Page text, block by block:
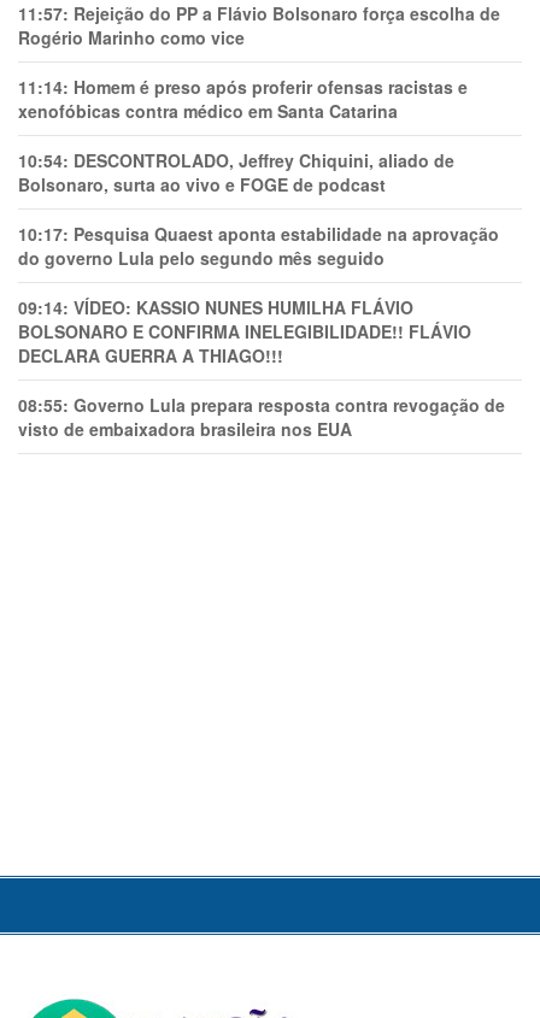
11:57: Rejeição do PP a Flávio Bolsonaro força escolha de
Rogério Marinho como vice
11:14: Homem é preso após proferir ofensas racistas e
xenofóbicas contra médico em Santa Catarina
10:54: DESCONTROLADO, Jeffrey Chiquini, aliado de
Bolsonaro, surta ao vivo e FOGE de podcast
10:17: Pesquisa Quaest aponta estabilidade na aprovação
do governo Lula pelo segundo mês seguido
09:14: VÍDEO: KASSIO NUNES HUMlLHA FLÁVIO
BOLSONARO E CONFIRMA INELEGIBILIDADE!! FLÁVIO
DECLARA GUERRA A THIAGO!!!
08:55: Governo Lula prepara resposta contra revogação de
visto de embaixadora brasileira nos EUA